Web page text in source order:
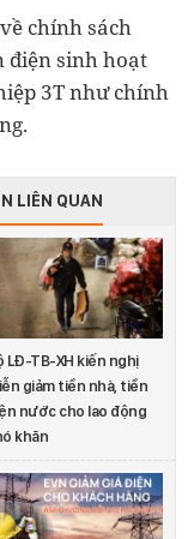
chính sách
điện sinh hoạt
3T như chính
LIÊN QUAN
LĐ-TB-XH kiến nghị
giảm tiền nhà, tiền
nước cho lao động
khăn